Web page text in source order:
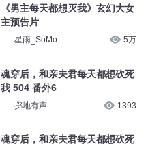
《男主每天都想灭我》玄幻大女
主预告片
星雨_SoMo 5万
魂穿后，和亲夫君每天都想砍死
我 504 番外6
掷地有声 1393
魂穿后，和亲夫君每天都想砍死